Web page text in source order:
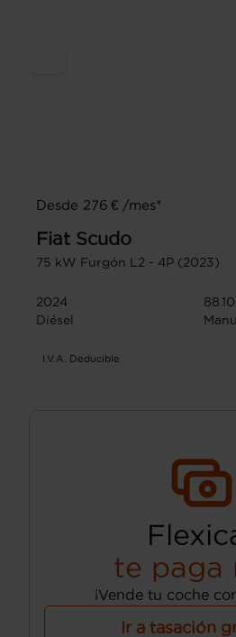
Desde 276 € /mes*
Fiat Scudo
75 kW Furgón L2 - 4P (2023)
2024
Diésel
I.V.A. Deducible
te paga
¡Vende tu coche
Ir a tasación